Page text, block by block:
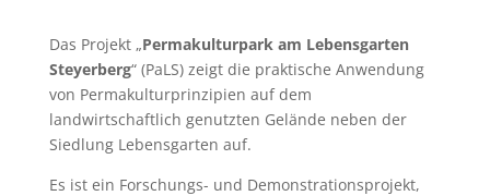
Das Projekt „Permakulturpark am Lebensgarten
Steyerberg“ (PaLS) zeigt die praktische Anwendung
von Permakulturprinzipien auf dem
landwirtschaftlich genutzten Gelände neben der
Siedlung Lebensgarten auf.
Es ist ein Forschungs- und Demonstrationsprojekt,